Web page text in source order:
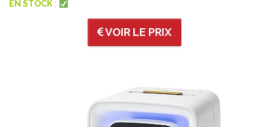
EN STOCK:
VOIR LE PRIX